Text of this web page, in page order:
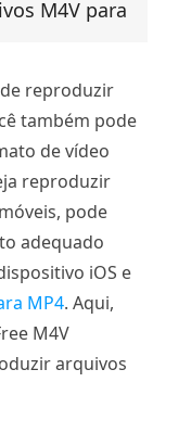
M4V para
reproduzir
também pode
de vídeo
reproduzir
pode
adequado
iOS e
MP4. Aqui,
M4V
arquivos